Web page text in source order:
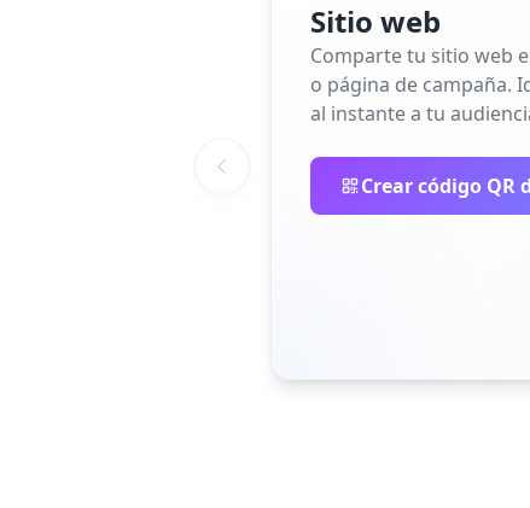
Sitio web
Comparte tu sitio web
o página de campaña.
al instante a tu
Crear código QR